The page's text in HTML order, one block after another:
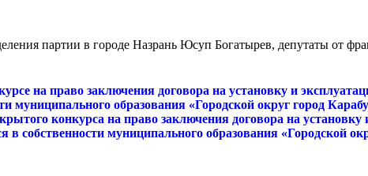
партии в городе Назрань Юсуп Богатырев, депутаты от
на право заключения договора на установку и
муниципального образования «Городской округ город
конкурса на право заключения договора на
собственности муниципального образования «Городской